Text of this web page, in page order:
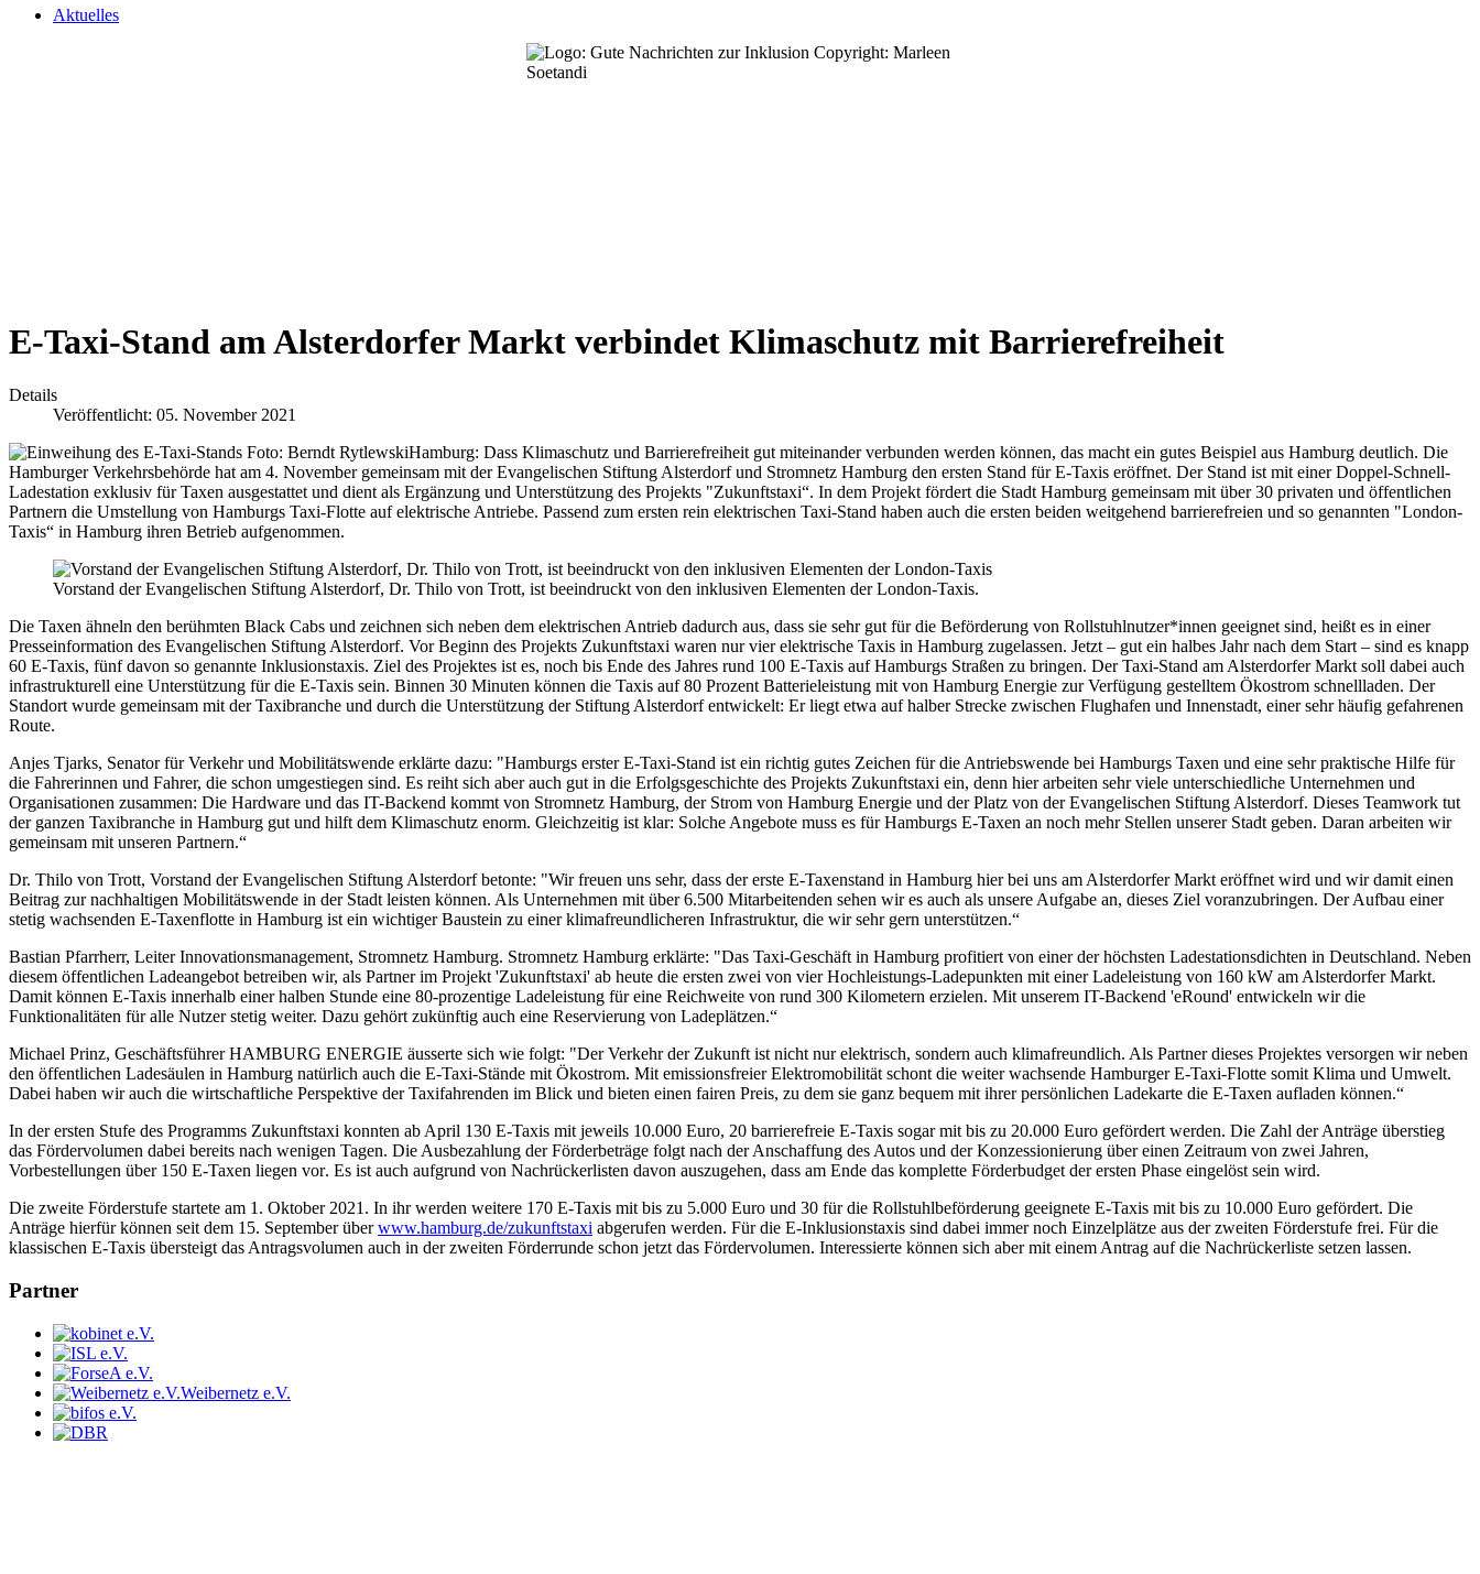
Aktuelles
E-Taxi-Stand am Alsterdorfer Markt verbindet Klimaschutz mit Barrierefreiheit
Details
Veröffentlicht: 05. November 2021
Hamburg: Dass Klimaschutz und Barrierefreiheit gut miteinander verbunden werden können, das macht ein gutes Beispiel aus Hamburg deutlich. Die
Hamburger Verkehrsbehörde hat am 4. November gemeinsam mit der Evangelischen Stiftung Alsterdorf und Stromnetz Hamburg den ersten Stand für E-Taxis eröffnet. Der Stand ist mit einer Doppel-Schnell-
Ladestation exklusiv für Taxen ausgestattet und dient als Ergänzung und Unterstützung des Projekts "Zukunftstaxi“. In dem Projekt fördert die Stadt Hamburg gemeinsam mit über 30 privaten und öffentlichen
Partnern die Umstellung von Hamburgs Taxi-Flotte auf elektrische Antriebe. Passend zum ersten rein elektrischen Taxi-Stand haben auch die ersten beiden weitgehend barrierefreien und so genannten "London-
Taxis“ in Hamburg ihren Betrieb aufgenommen.
Vorstand der Evangelischen Stiftung Alsterdorf, Dr. Thilo von Trott, ist beeindruckt von den inklusiven Elementen der London-Taxis.
Die Taxen ähneln den berühmten Black Cabs und zeichnen sich neben dem elektrischen Antrieb dadurch aus, dass sie sehr gut für die Beförderung von Rollstuhlnutzer*innen geeignet sind, heißt es in einer
Presseinformation des Evangelischen Stiftung Alsterdorf. Vor Beginn des Projekts Zukunftstaxi waren nur vier elektrische Taxis in Hamburg zugelassen. Jetzt – gut ein halbes Jahr nach dem Start – sind es knapp
60 E-Taxis, fünf davon so genannte Inklusionstaxis. Ziel des Projektes ist es, noch bis Ende des Jahres rund 100 E-Taxis auf Hamburgs Straßen zu bringen. Der Taxi-Stand am Alsterdorfer Markt soll dabei auch
infrastrukturell eine Unterstützung für die E-Taxis sein. Binnen 30 Minuten können die Taxis auf 80 Prozent Batterieleistung mit von Hamburg Energie zur Verfügung gestelltem Ökostrom schnellladen. Der
Standort wurde gemeinsam mit der Taxibranche und durch die Unterstützung der Stiftung Alsterdorf entwickelt: Er liegt etwa auf halber Strecke zwischen Flughafen und Innenstadt, einer sehr häufig gefahrenen
Route.
Anjes Tjarks, Senator für Verkehr und Mobilitätswende erklärte dazu: "Hamburgs erster E-Taxi-Stand ist ein richtig gutes Zeichen für die Antriebswende bei Hamburgs Taxen und eine sehr praktische Hilfe für
die Fahrerinnen und Fahrer, die schon umgestiegen sind. Es reiht sich aber auch gut in die Erfolgsgeschichte des Projekts Zukunftstaxi ein, denn hier arbeiten sehr viele unterschiedliche Unternehmen und
Organisationen zusammen: Die Hardware und das IT-Backend kommt von Stromnetz Hamburg, der Strom von Hamburg Energie und der Platz von der Evangelischen Stiftung Alsterdorf. Dieses Teamwork tut
der ganzen Taxibranche in Hamburg gut und hilft dem Klimaschutz enorm. Gleichzeitig ist klar: Solche Angebote muss es für Hamburgs E-Taxen an noch mehr Stellen unserer Stadt geben. Daran arbeiten wir
gemeinsam mit unseren Partnern.“
Dr. Thilo von Trott, Vorstand der Evangelischen Stiftung Alsterdorf betonte: "Wir freuen uns sehr, dass der erste E-Taxenstand in Hamburg hier bei uns am Alsterdorfer Markt eröffnet wird und wir damit einen
Beitrag zur nachhaltigen Mobilitätswende in der Stadt leisten können. Als Unternehmen mit über 6.500 Mitarbeitenden sehen wir es auch als unsere Aufgabe an, dieses Ziel voranzubringen. Der Aufbau einer
stetig wachsenden E-Taxenflotte in Hamburg ist ein wichtiger Baustein zu einer klimafreundlicheren Infrastruktur, die wir sehr gern unterstützen.“
Bastian Pfarrherr, Leiter Innovationsmanagement, Stromnetz Hamburg. Stromnetz Hamburg erklärte: "Das Taxi-Geschäft in Hamburg profitiert von einer der höchsten Ladestationsdichten in Deutschland. Neben
diesem öffentlichen Ladeangebot betreiben wir, als Partner im Projekt 'Zukunftstaxi' ab heute die ersten zwei von vier Hochleistungs-Ladepunkten mit einer Ladeleistung von 160 kW am Alsterdorfer Markt.
Damit können E-Taxis innerhalb einer halben Stunde eine 80-prozentige Ladeleistung für eine Reichweite von rund 300 Kilometern erzielen. Mit unserem IT-Backend 'eRound' entwickeln wir die
Funktionalitäten für alle Nutzer stetig weiter. Dazu gehört zukünftig auch eine Reservierung von Ladeplätzen.“
Michael Prinz, Geschäftsführer HAMBURG ENERGIE äusserte sich wie folgt: "Der Verkehr der Zukunft ist nicht nur elektrisch, sondern auch klimafreundlich. Als Partner dieses Projektes versorgen wir neben
den öffentlichen Ladesäulen in Hamburg natürlich auch die E-Taxi-Stände mit Ökostrom. Mit emissionsfreier Elektromobilität schont die weiter wachsende Hamburger E-Taxi-Flotte somit Klima und Umwelt.
Dabei haben wir auch die wirtschaftliche Perspektive der Taxifahrenden im Blick und bieten einen fairen Preis, zu dem sie ganz bequem mit ihrer persönlichen Ladekarte die E-Taxen aufladen können.“
In der ersten Stufe des Programms Zukunftstaxi konnten ab April 130 E-Taxis mit jeweils 10.000 Euro, 20 barrierefreie E-Taxis sogar mit bis zu 20.000 Euro gefördert werden. Die Zahl der Anträge überstieg
das Fördervolumen dabei bereits nach wenigen Tagen. Die Ausbezahlung der Förderbeträge folgt nach der Anschaffung des Autos und der Konzessionierung über einen Zeitraum von zwei Jahren,
Vorbestellungen über 150 E-Taxen liegen vor. Es ist auch aufgrund von Nachrückerlisten davon auszugehen, dass am Ende das komplette Förderbudget der ersten Phase eingelöst sein wird.
Die zweite Förderstufe startete am 1. Oktober 2021. In ihr werden weitere 170 E-Taxis mit bis zu 5.000 Euro und 30 für die Rollstuhlbeförderung geeignete E-Taxis mit bis zu 10.000 Euro gefördert. Die
Anträge hierfür können seit dem 15. September überwww.hamburg.de/zukunftstaxi abgerufen werden. Für die E-Inklusionstaxis sind dabei immer noch Einzelplätze aus der zweiten Förderstufe frei. Für die
klassischen E-Taxis übersteigt das Antragsvolumen auch in der zweiten Förderrunde schon jetzt das Fördervolumen. Interessierte können sich aber mit einem Antrag auf die Nachrückerliste setzen lassen.
Partner
Weibernetz e.V.